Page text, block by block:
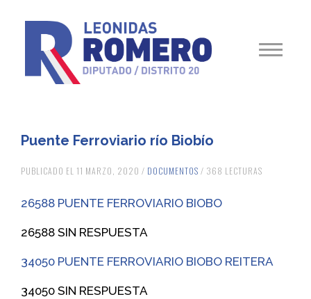
Puente Ferroviario río Biobío
PUBLICADO EL 11 MARZO, 2020 / DOCUMENTOS / 368 LECTURAS
26588 PUENTE FERROVIARIO BIOBO
26588 SIN RESPUESTA
34050 PUENTE FERROVIARIO BIOBO REITERA
34050 SIN RESPUESTA